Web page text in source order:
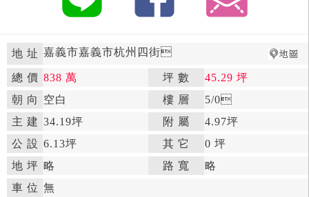
地 址 嘉義市嘉義市杭州四街
總 價 838 萬 坪 數 45.29 坪
朝 向
空白 樓 層 5/0
主 建 34.19坪 附 屬 4.97坪
公 設 6.13坪 其 它
0 坪
地 坪 略 路 寬
略
車 位 無